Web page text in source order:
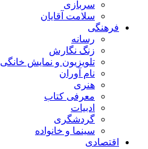
سربازی
سلامت آقایان
فرهنگی
رسانه
زنگ نگارش
تلویزیون و نمایش خانگی
نام آوران
هنری
معرفی کتاب
ادبیات
گردشگری
سینما و خانواده
اقتصادی